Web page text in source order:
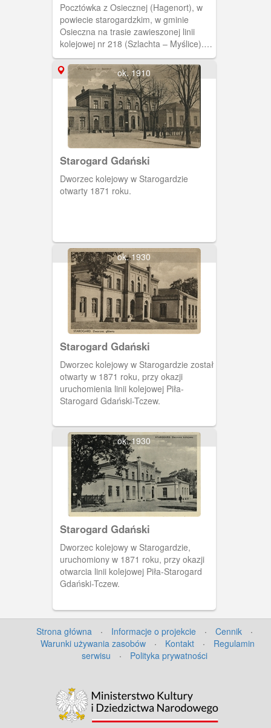
Pocztówka z Osiecznej (Hagenort), w
powiecie starogardzkim, w gminie
Osieczna na trasie zawieszonej linii
kolejowej nr 218 (Szlachta – Myślice).
przedstawiająca widok na budynek
dworca kolejowego i dom z lipami.
ok. 1910
Starogard Gdański
Dworzec kolejowy w Starogardzie
otwarty 1871 roku.
ok. 1930
Starogard Gdański
Dworzec kolejowy w Starogardzie został
otwarty w 1871 roku, przy okazji
uruchomienia linii kolejowej Piła-
Starogard Gdański-Tczew.
ok. 1930
Starogard Gdański
Dworzec kolejowy w Starogardzie,
uruchomiony w 1871 roku, przy okazji
otwarcia linii kolejowej Piła-Starogard
Gdański-Tczew.
Strona główna · Informacje o projekcie · Cennik
·
Warunki używania zasobów
· Kontakt ·
Regulamin
serwisu
· Polityka prywatności